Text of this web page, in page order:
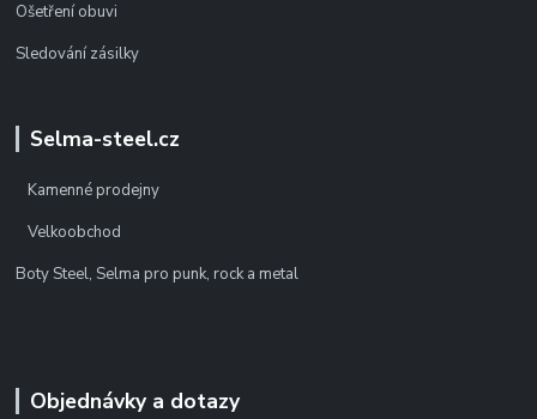
Ošetření obuvi
Sledování zásilky
Selma-steel.cz
Kamenné prodejny
Velkoobchod
Boty Steel, Selma pro punk, rock a metal
Objednávky a dotazy